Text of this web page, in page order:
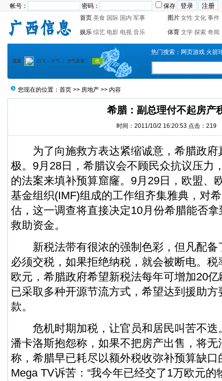
帐号： 密码：
保存
首页 美食 国际 国内 军事 图片 女性 文化 事件
娱乐 综艺 电影 电视 音乐 体育 文学 探索 奇闻
热门搜索： 网页游戏 火箭
您现在的位置： 首页 >> 房地产 >> 内容
希腊：副总理付不起房产
时间：2011/10/2 16:20:53 点击： 219
为了向施救方表达紧缩诚意，希腊政府
极。9月28日，希腊议会不顾民众抗议压力
的法案来填补预算窟窿。9月29日，欧盟、
基金组织(IMF)组成的工作组齐集雅典，对
估，这一调查将直接决定10月份希腊能否
救助资金。
新税法带有很浓的强制色彩，但凡配备
必须交税，如果拒绝纳税，就会被断电。
欧元，希腊政府希望新税法每年可增加20
已采取多种开源节流方式，希望达到援助
款。
危机时期加税，让官员和居民叫苦不迭
潘卡洛斯抱怨称，如果不把房产出售，将
称，希腊早已耗尽以额外税收弥补预算缺
Mega TV诉苦：“我今年已经交了1万欧元